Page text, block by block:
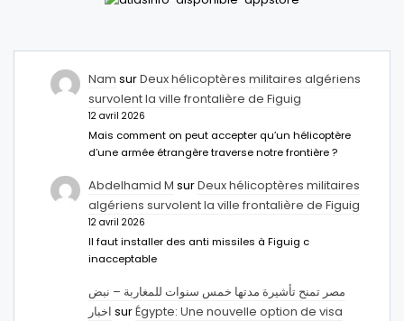
Nam surDeux hélicoptères militaires algériens
survolent la ville frontalière de Figuig
12 avril 2026
Mais comment on peut accepter qu’un hélicoptère
d’une armée étrangère traverse notre frontière ?
Abdelhamid M surDeux hélicoptères militaires
algériens survolent la ville frontalière de Figuig
12 avril 2026
Il faut installer des anti missiles à Figuig c
inacceptable
مصر تمنح تأشيرة مدتها خمس سنوات للمغاربة – نبض
اخبار surÉgypte: Une nouvelle option de visa